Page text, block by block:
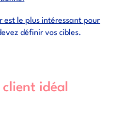
est le plus intéressant pour
définir vos cibles.
idéal